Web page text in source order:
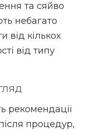
та сяйво
небагато
від кількох
від типу
рекомендації
процедур,